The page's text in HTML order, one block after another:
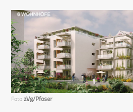
FotozVg/Pfoser